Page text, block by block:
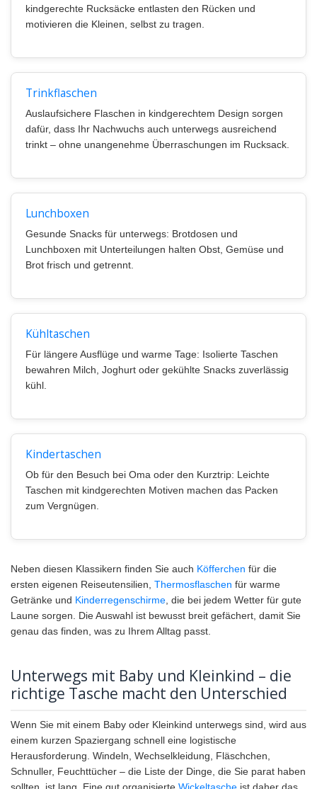
kindgerechte Rucksäcke entlasten den Rücken und
motivieren die Kleinen, selbst zu tragen.
Trinkflaschen
Auslaufsichere Flaschen in kindgerechtem Design sorgen
dafür, dass Ihr Nachwuchs auch unterwegs ausreichend
trinkt – ohne unangenehme Überraschungen im Rucksack.
Lunchboxen
Gesunde Snacks für unterwegs: Brotdosen und
Lunchboxen mit Unterteilungen halten Obst, Gemüse und
Brot frisch und getrennt.
Kühltaschen
Für längere Ausflüge und warme Tage: Isolierte Taschen
bewahren Milch, Joghurt oder gekühlte Snacks zuverlässig
kühl.
Kindertaschen
Ob für den Besuch bei Oma oder den Kurztrip: Leichte
Taschen mit kindgerechten Motiven machen das Packen
zum Vergnügen.
Neben diesen Klassikern finden Sie auch Köfferchen für die
ersten eigenen Reiseutensilien, Thermosflaschen für warme
Getränke und Kinderregenschirme, die bei jedem Wetter für gute
Laune sorgen. Die Auswahl ist bewusst breit gefächert, damit Sie
genau das finden, was zu Ihrem Alltag passt.
Unterwegs mit Baby und Kleinkind – die
richtige Tasche macht den Unterschied
Wenn Sie mit einem Baby oder Kleinkind unterwegs sind, wird aus
einem kurzen Spaziergang schnell eine logistische
Herausforderung. Windeln, Wechselkleidung, Fläschchen,
Schnuller, Feuchttücher – die Liste der Dinge, die Sie parat haben